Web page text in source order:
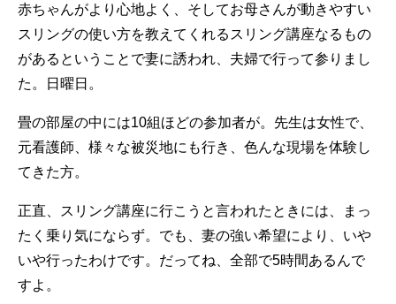
赤ちゃんがより心地よく、そしてお母さんが動きやすい
スリングの使い方を教えてくれるスリング講座なるもの
があるということで妻に誘われ、夫婦で行って参りまし
た。日曜日。
畳の部屋の中には10組ほどの参加者が。先生は女性で、
元看護師、様々な被災地にも行き、色んな現場を体験し
てきた方。
正直、スリング講座に行こうと言われたときには、まっ
たく乗り気にならず。でも、妻の強い希望により、いや
いや行ったわけです。だってね、全部で5時間あるんで
すよ。